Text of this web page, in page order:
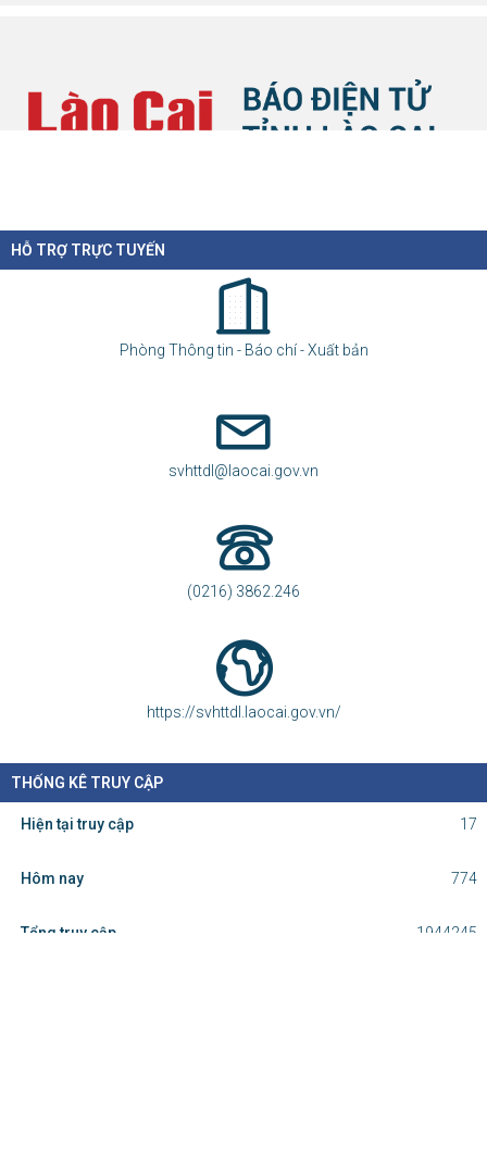
HỖ TRỢ TRỰC TUYẾN
Phòng Thông tin - Báo chí - Xuất bản
svhttdl@laocai.gov.vn
(0216) 3862.246
https://svhttdl.laocai.gov.vn/
THỐNG KÊ TRUY CẬP
Hiện tại truy cập 17
Hôm nay 774
Tổng truy cập 1944245